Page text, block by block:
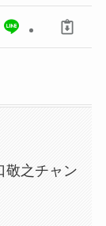
敬之チャン